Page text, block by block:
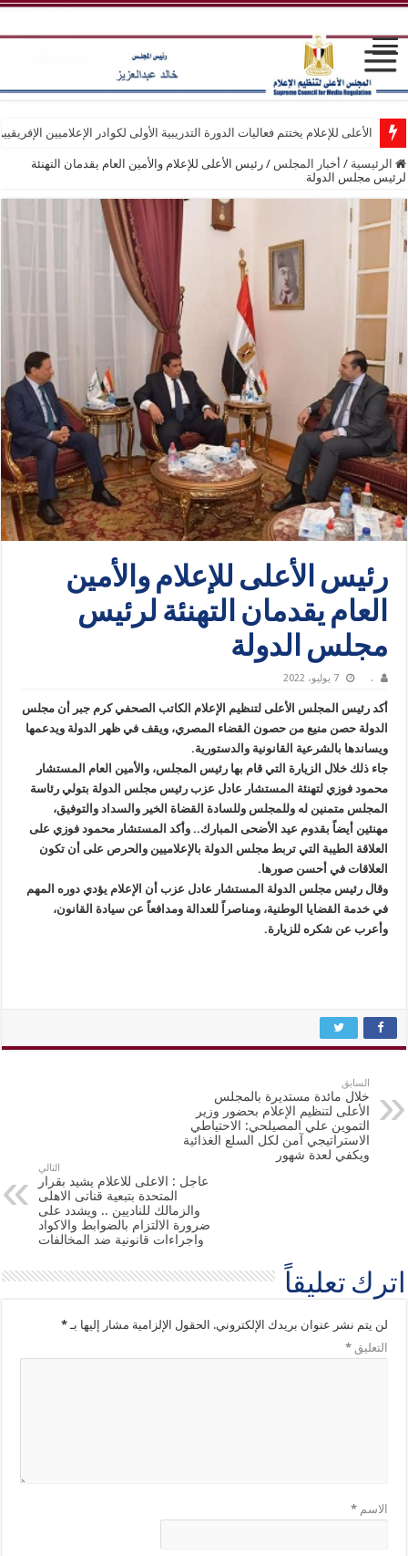
الأعلى للإعلام يختتم فعاليات الدورة التدريبية الأولى لكوادر الإعلاميين
الرئيسية / أخبار المجلس / رئيس الأعلى للإعلام والأمين العام يقدمان التهنئة
لرئيس مجلس الدولة
رئيس الأعلى للإعلام والأمين
العام يقدمان التهنئة لرئيس
مجلس الدولة
. 7 يوليو، 2022
أكد رئيس المجلس الأعلى لتنظيم الإعلام الكاتب الصحفي كرم جبر أن مجلس
الدولة حصن منيع من حصون القضاء المصري، ويقف في ظهر الدولة ويدعمها
ويساندها بالشرعية القانونية والدستورية.
جاء ذلك خلال الزيارة التي قام بها رئيس المجلس، والأمين العام المستشار
محمود فوزي لتهنئة المستشار عادل عزب رئيس مجلس الدولة بتولي رئاسة
المجلس متمنين له وللمجلس وللسادة القضاة الخير والسداد والتوفيق،
مهنئين أيضاً بقدوم عيد الأضحى المبارك.. وأكد المستشار محمود فوزي على
العلاقة الطيبة التي تربط مجلس الدولة بالإعلاميين والحرص على أن تكون
العلاقات في أحسن صورها.
وقال رئيس مجلس الدولة المستشار عادل عزب أن الإعلام يؤدي دوره المهم
في خدمة القضايا الوطنية، ومناصراً للعدالة ومدافعاً عن سيادة القانون،
وأعرب عن شكره للزيارة.
السابق
خلال مائدة مستديرة بالمجلس
الأعلى لتنظيم الإعلام بحضور وزير
التموين علي المصيلحي: الاحتياطي
الاستراتيجي آمن لكل السلع الغذائية
ويكفي لعدة شهور
التالي
عاجل : الاعلى للاعلام يشيد بقرار
المتحدة بتبعية قناتى الاهلى
والزمالك للناديين .. ويشدد على
ضرورة الالتزام بالضوابط والاكواد
واجراءات قانونية ضد المخالفات
اترك تعليقاً
لن يتم نشر عنوان بريدك الإلكتروني. الحقول الإلزامية مشار إليها بـ*
التعليق*
الاسم*